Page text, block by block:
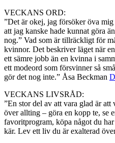
VECKANS ORD:
”Det är okej, jag försöker öva mig
att jag kanske hade kunnat göra
nog.” Vad som är tillräckligt för
kvinnor. Det beskriver läget när
ett sämre jobb än en kvinna i
ett modeord som försvinner så
gör det nog inte.” Åsa Beckman
VECKANS LIVSRÅD:
”En stor del av att vara glad är
över allting – göra en kopp te, se
favoritprogram, köpa något du
kär. Lev ett liv du är exalterad